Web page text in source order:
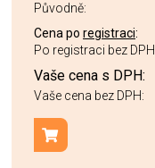
Původně:
Cena po registraci:
Po registraci bez
Vaše cena s DPH:
Vaše cena bez DPH:
Přidat do košíku